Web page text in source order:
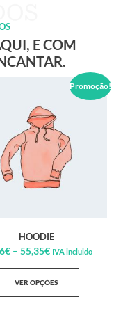
E COM
Promoção!
HOODIE
€ – 55,35€ IVA incluido
VER OPÇÕES